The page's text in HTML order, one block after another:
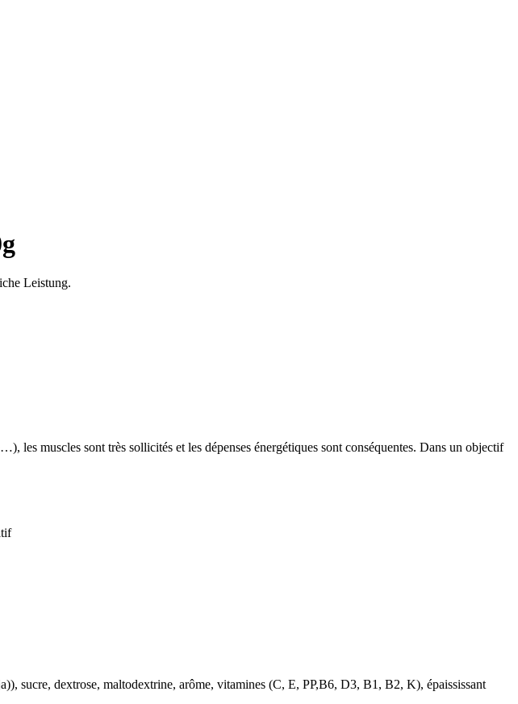
Leistung.
muscles sont très sollicités et les dépenses énergétiques sont conséquentes. Dans un objectif
sucre, dextrose, maltodextrine, arôme, vitamines (C, E, PP,B6, D3, B1, B2, K), épaississant